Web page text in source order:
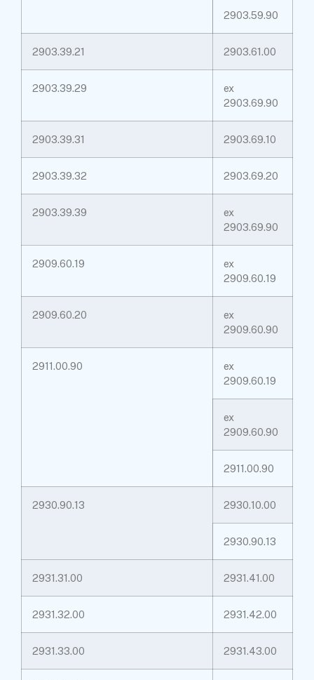
2903.59.90
2903.39.21 2903.61.00
2903.39.29
ex
2903.69.90
2903.39.31 2903.69.10
2903.39.32 2903.69.20
2903.39.39
ex
2903.69.90
2909.60.19
ex
2909.60.19
2909.60.20
ex
2909.60.90
2911.00.90
ex
2909.60.19
ex
2909.60.90
2911.00.90
2930.90.13 2930.10.00
2930.90.13
2931.31.00 2931.41.00
2931.32.00 2931.42.00
2931.33.00 2931.43.00